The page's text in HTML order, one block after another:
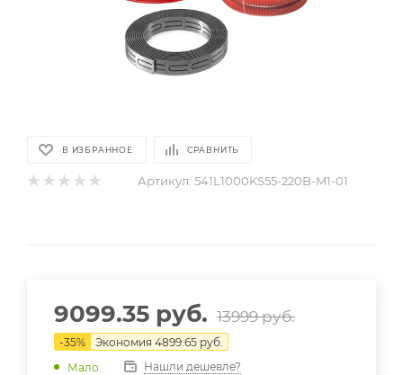
В ИЗБРАННОЕ СРАВНИТЬ
Артикул: 541L1000KS55-220B-M1-01
9099.35 руб. 13999руб.
-35% Экономия 4899.65 руб.
Мало
Нашли дешевле?